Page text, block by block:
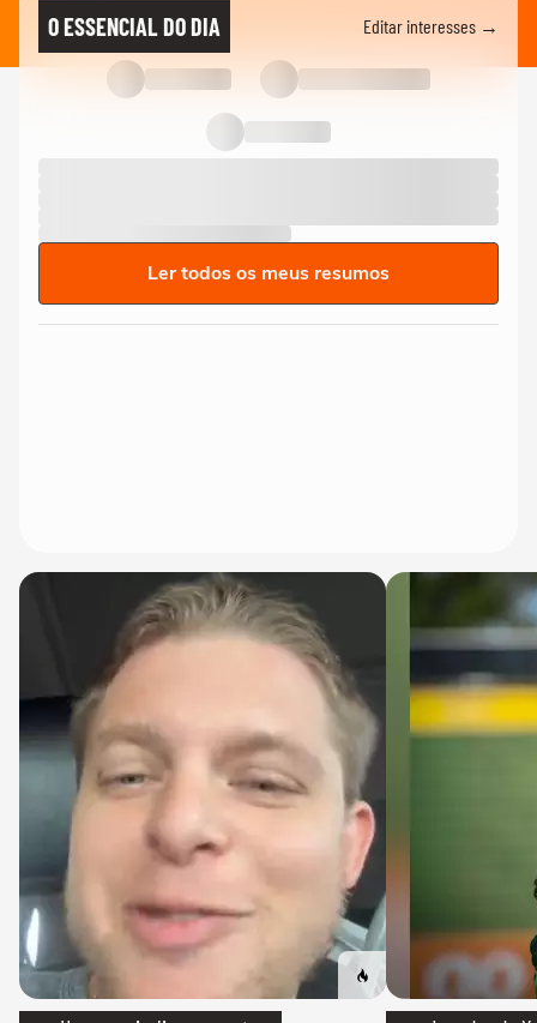
O ESSENCIAL DO DIA Editar interesses →
Ler todos os meus resumos